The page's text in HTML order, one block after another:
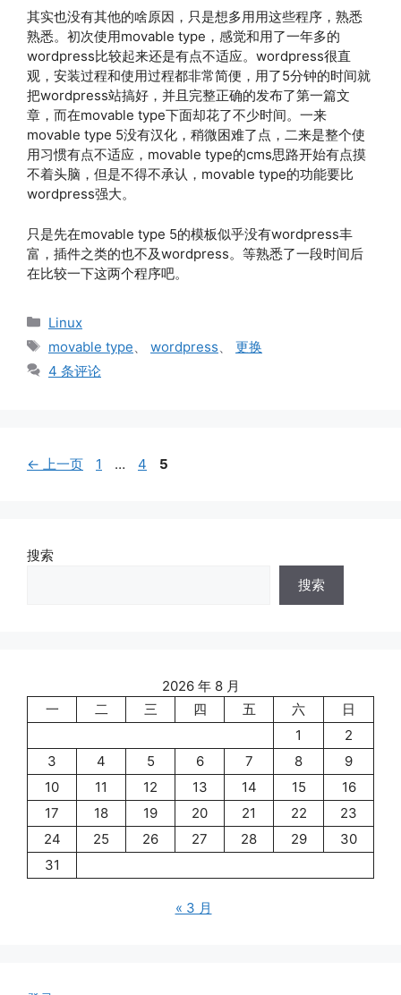
其实也没有其他的啥原因，只是想多用用这些程序，熟悉
熟悉。初次使用movable type，感觉和用了一年多的
wordpress比较起来还是有点不适应。wordpress很直
观，安装过程和使用过程都非常简便，用了5分钟的时间就
把wordpress站搞好，并且完整正确的发布了第一篇文
章，而在movable type下面却花了不少时间。一来
movable type 5没有汉化，稍微困难了点，二来是整个使
用习惯有点不适应，movable type的cms思路开始有点摸
不着头脑，但是不得不承认，movable type的功能要比
wordpress强大。
只是先在movable type 5的模板似乎没有wordpress丰
富，插件之类的也不及wordpress。等熟悉了一段时间后
在比较一下这两个程序吧。
分
Linux
标
签
movable type wordpress
更换
4 条评论
← 上一页
页1 …
页
4
页
5
搜索
搜索
2026 年 8 月
一
二 三 四 五 六
日
1
2
3
4 5 6 7 8
9
10
11 12 13 14 15
16
17
18 19 20 21 22
23
24
25 26 27 28 29
30
31
« 3 月